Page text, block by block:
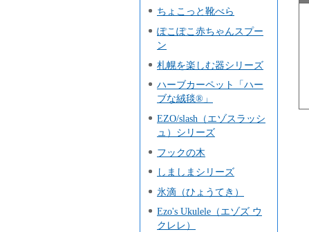
ちょこっと靴べら
ぽこぽこ赤ちゃんスプー
ン
札幌を楽しむ器シリーズ
ハーブカーペット「ハー
ブな絨毯®」
EZO/slash（エゾスラッシ
ュ）シリーズ
フックの木
しましまシリーズ
氷滴（ひょうてき）
Ezo's Ukulele（エゾズ ウ
クレレ）